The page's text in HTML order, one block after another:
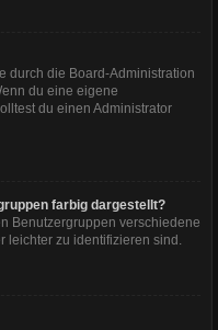
durch die Board-Administration
du eine eigene
du einen Administrator
farbig dargestellt?
Benutzergruppen verschiedene
leichter zu identifizieren sind.